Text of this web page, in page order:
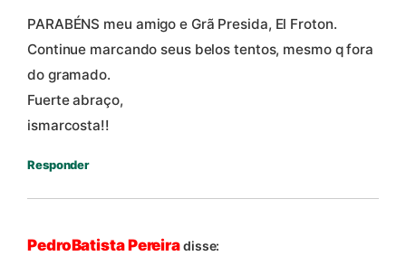
PARABÉNS meu amigo e Grã Presida, El Froton.
Continue marcando seus belos tentos, mesmo q fora
do gramado.
Fuerte abraço,
ismarcosta!!
Responder
PedroBatista Pereiradisse: